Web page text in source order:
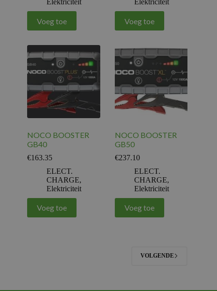
Elektriciteit
Voeg toe
Elektriciteit
Voeg toe
NOCO BOOSTER
GB40
€163.35
ELECT.
CHARGE,
Elektriciteit
Voeg toe
NOCO BOOSTER
GB50
€237.10
ELECT.
CHARGE,
Elektriciteit
Voeg toe
VOLGENDE